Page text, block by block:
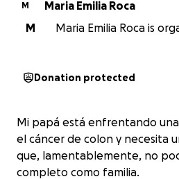
M
Maria Emilia Roca
M
Maria Emilia Roca is
Donation protected
Mi papá está enfrentando
el cáncer de colon y necesita
que, lamentablemente, no
completo como familia.